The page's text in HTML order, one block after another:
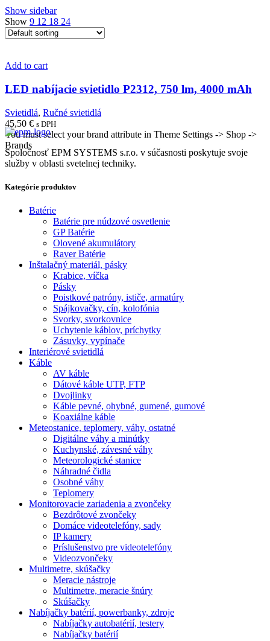
Show sidebar
Show 9 12 18 24
Add to cart
LED nabíjacie svietidlo P2312, 750 lm, 4000 mAh
Svietidlá, Ručné svietidlá
45,50 € s DPH
You must select your brand attribute in Theme Settings -> Shop ->
Brands
Spoločnosť EPM SYSTEMS s.r.o. v súčasnosti poskytuje svoje
služby v oblasti svetelnej techniky.
Kategórie produktov
Batérie
Batérie pre núdzové osvetlenie
GP Batérie
Olovené akumulátory
Raver Batérie
Inštalačný materiál, pásky
Krabice, víčka
Pásky
Poistkové patróny, ističe, armatúry
Spájkovačky, cín, kolofónia
Svorky, svorkovnice
Uchytenie káblov, príchytky
Zásuvky, vypínače
Interiérové svietidlá
Káble
AV káble
Dátové káble UTP, FTP
Dvojlinky
Káble pevné, ohybné, gumené, gumové
Koaxiálne káble
Meteostanice, teplomery, váhy, ostatné
Digitálne váhy a minútky
Kuchynské, závesné váhy
Meteorologické stanice
Náhradné čidla
Osobné váhy
Teplomery
Monitorovacie zariadenia a zvončeky
Bezdrôtové zvončeky
Domáce videotelefóny, sady
IP kamery
Príslušenstvo pre videotelefóny
Videozvončeky
Multimetre, skúšačky
Meracie nástroje
Multimetre, meracie šnúry
Skúšačky
Nabíjačky batérií, powerbanky, zdroje
Nabíjačky autobatérií, testery
Nabíjačky batérií